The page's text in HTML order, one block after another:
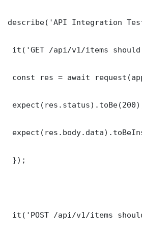
describe('API Integration
it('GET /api/v1/items
const res = await
});
it('POST /api/v1/items